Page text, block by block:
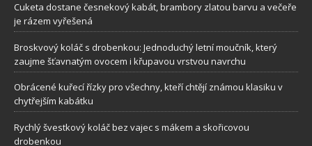
Cuketa dostane česnekový kabát, brambory zlatou barvu a večeře
je rázem vyřešená
Broskvový koláč s drobenkou: Jednoduchý letní moučník, který
zaujme šťavnatým ovocem i křupavou vrstvou navrchu
Obrácené kuřecí řízky pro všechny, kteří chtějí známou klasiku v
chytřejším kabátku
Rychlý švestkový koláč bez vajec s mákem a skořicovou
drobenkou